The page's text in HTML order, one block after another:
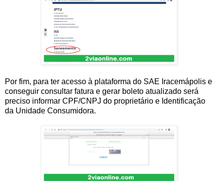
Por fim, para ter acesso à plataforma do SAE Iracemápolis e
conseguir consultar fatura e gerar boleto atualizado será
preciso informar CPF/CNPJ do proprietário e Identificação
da Unidade Consumidora.